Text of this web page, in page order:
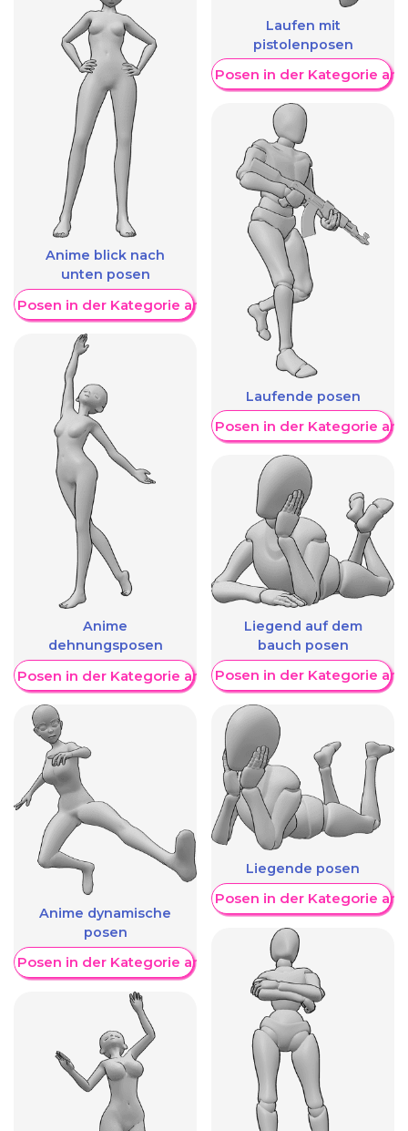
Anime blick nach
unten posen
Posen in der Kategorie anzeigen
Anime
dehnungsposen
Posen in der Kategorie anzeigen
Anime dynamische
posen
Posen in der Kategorie anzeigen
Laufen mit
pistolenposen
Weitere Posen in der Kategorie
Laufende posen
Weitere Posen in der Kategorie
Liegend auf dem
bauch posen
Weitere Posen in der Kategorie
Liegende posen
Weitere Posen in der Kategorie